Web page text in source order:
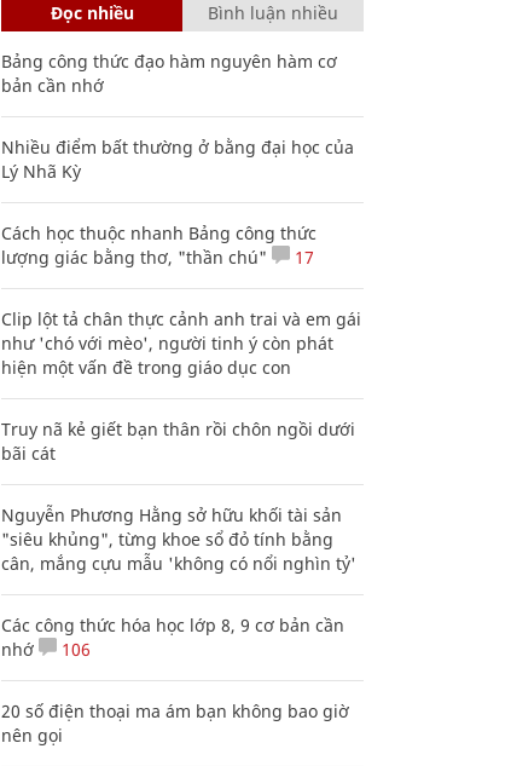
Đọc nhiều Bình luận nhiều
Bảng công thức đạo hàm nguyên hàm cơ
bản cần nhớ
Nhiều điểm bất thường ở bằng đại học của
Lý Nhã Kỳ
Cách học thuộc nhanh Bảng công thức
lượng giác bằng thơ, "thần chú"
17
Clip lột tả chân thực cảnh anh trai và em gái
như 'chó với mèo', người tinh ý còn phát
hiện một vấn đề trong giáo dục con
Truy nã kẻ giết bạn thân rồi chôn ngồi dưới
bãi cát
Nguyễn Phương Hằng sở hữu khối tài sản
"siêu khủng", từng khoe sổ đỏ tính bằng
cân, mắng cựu mẫu 'không có nổi nghìn tỷ'
Các công thức hóa học lớp 8, 9 cơ bản cần
nhớ
106
20 số điện thoại ma ám bạn không bao giờ
nên gọi